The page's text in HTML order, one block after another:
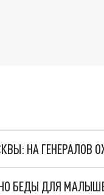
НА
БЕДЫ ДЛЯ